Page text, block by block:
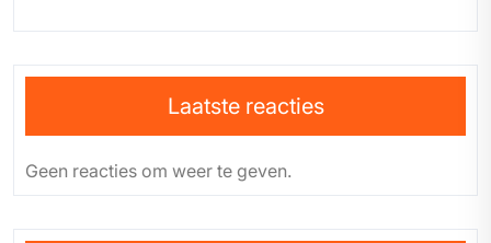
Laatste reacties
Geen reacties om weer te geven.